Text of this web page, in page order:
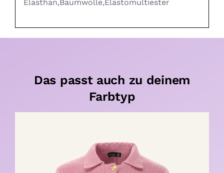
Elasthan,Baumwolle,Elastomultiester
Das passt auch zu deinem
Farbtyp